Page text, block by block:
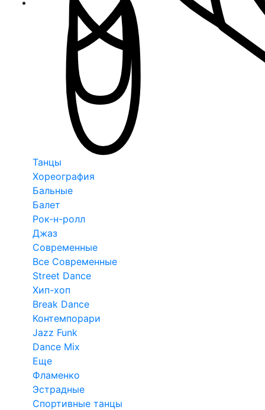
Танцы
Хореография
Бальные
Балет
Рок-н-ролл
Джаз
Современные
Все Современные
Street Dance
Хип-хоп
Break Dance
Контемпорари
Jazz Funk
Dance Mix
Еще
Фламенко
Эстрадные
Спортивные танцы